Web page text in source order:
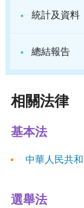
· 統計及資料
· 總結報告
相關法律
基本法
中華人民共
選舉法